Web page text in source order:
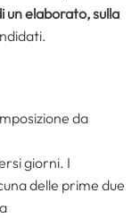
un elaborato, sulla
da
giorni. I
delle prime due